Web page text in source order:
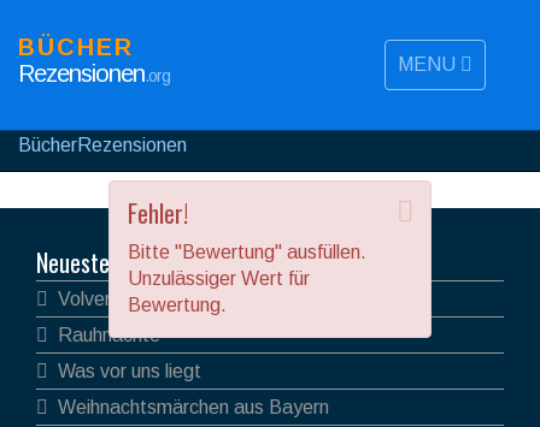
Fehler!
Bitte "Bewertung" ausfüllen.
Unzulässiger Wert für
Bewertung.
MENU
BÜCHER
Rezensionen.org
BücherRezensionen
Neueste Rezensionen
Volver
Rauhnächte
Was vor uns liegt
Weihnachtsmärchen aus Bayern